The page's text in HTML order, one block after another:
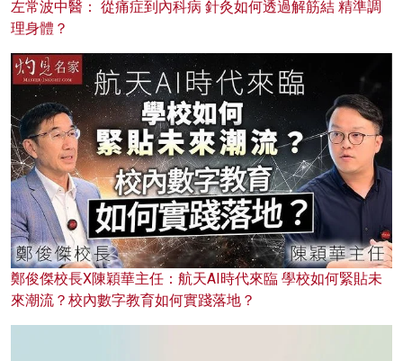
左常波中醫： 從痛症到內科病 針灸如何透過解筋結 精準調
理身體？
鄭俊傑校長X陳穎華主任：航天AI時代來臨 學校如何緊貼未
來潮流？校內數字教育如何實踐落地？